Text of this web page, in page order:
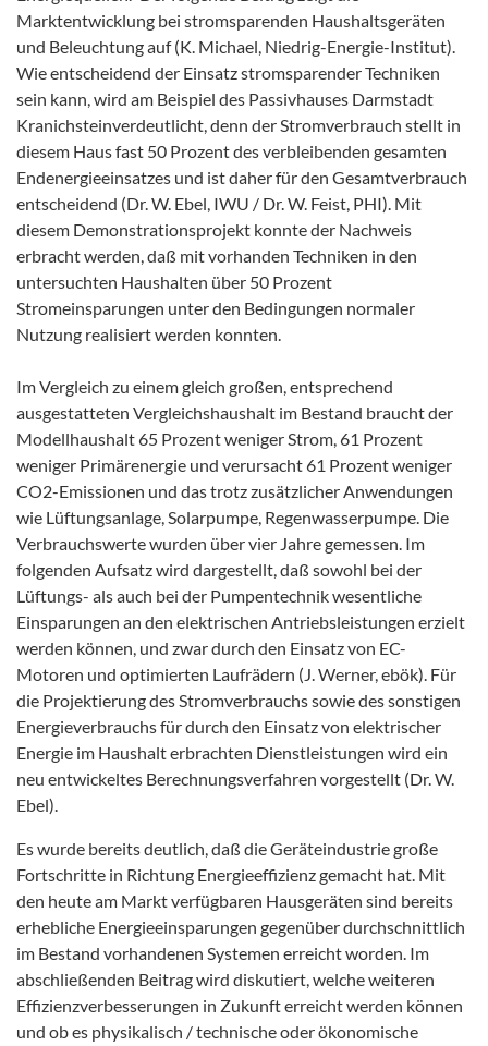
Marktentwicklung bei stromsparenden Haushaltsgeräten
und Beleuchtung auf (K. Michael, Niedrig-Energie-Institut).
Wie entscheidend der Einsatz stromsparender Techniken
sein kann, wird am Beispiel des Passivhauses Darmstadt
Kranichsteinverdeutlicht, denn der Stromverbrauch stellt in
diesem Haus fast 50 Prozent des verbleibenden gesamten
Endenergieeinsatzes und ist daher für den Gesamtverbrauch
entscheidend (Dr. W. Ebel, IWU / Dr. W. Feist, PHI). Mit
diesem Demonstrationsprojekt konnte der Nachweis
erbracht werden, daß mit vorhanden Techniken in den
untersuchten Haushalten über 50 Prozent
Stromeinsparungen unter den Bedingungen normaler
Nutzung realisiert werden konnten.
Im Vergleich zu einem gleich großen, entsprechend
ausgestatteten Vergleichshaushalt im Bestand braucht der
Modellhaushalt 65 Prozent weniger Strom, 61 Prozent
weniger Primärenergie und verursacht 61 Prozent weniger
CO2-Emissionen und das trotz zusätzlicher Anwendungen
wie Lüftungsanlage, Solarpumpe, Regenwasserpumpe. Die
Verbrauchswerte wurden über vier Jahre gemessen. Im
folgenden Aufsatz wird dargestellt, daß sowohl bei der
Lüftungs- als auch bei der Pumpentechnik wesentliche
Einsparungen an den elektrischen Antriebsleistungen erzielt
werden können, und zwar durch den Einsatz von EC-
Motoren und optimierten Laufrädern (J. Werner, ebök). Für
die Projektierung des Stromverbrauchs sowie des sonstigen
Energieverbrauchs für durch den Einsatz von elektrischer
Energie im Haushalt erbrachten Dienstleistungen wird ein
neu entwickeltes Berechnungsverfahren vorgestellt (Dr. W.
Ebel).
Es wurde bereits deutlich, daß die Geräteindustrie große
Fortschritte in Richtung Energieeffizienz gemacht hat. Mit
den heute am Markt verfügbaren Hausgeräten sind bereits
erhebliche Energieeinsparungen gegenüber durchschnittlich
im Bestand vorhandenen Systemen erreicht worden. Im
abschließenden Beitrag wird diskutiert, welche weiteren
Effizienzverbesserungen in Zukunft erreicht werden können
und ob es physikalisch / technische oder ökonomische